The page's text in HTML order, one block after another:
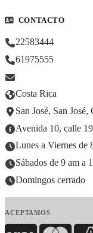
CONTACTO
22583444
61975555
Costa Rica
San José, San José,
Avenida 10, calle
Lunes a Viernes de
Sábados de 9 am a
Domingos cerrado
ACEPTAMOS
Visa